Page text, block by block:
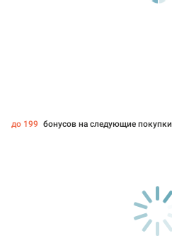
до 199 бонусов на следующие покупки